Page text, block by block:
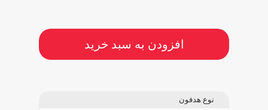
افزودن به سبد خرید
نوع هدفون